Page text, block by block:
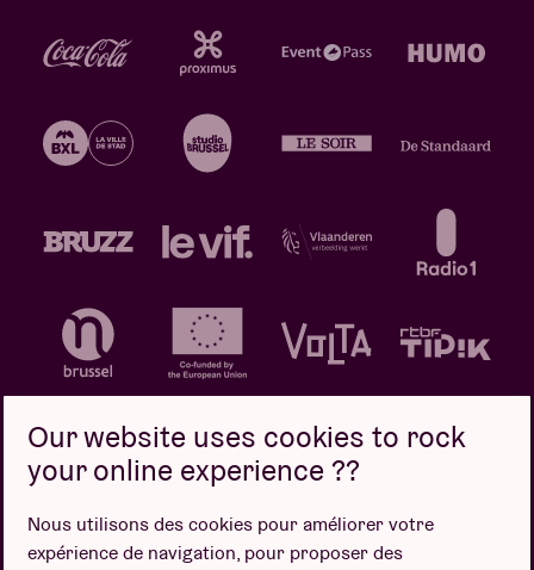
Politique de confidentialité
Politique de cookies
Conditions de vente
Our website uses cookies to rock
your online experience ??
Nous utilisons des cookies pour améliorer votre
expérience de navigation, pour proposer des